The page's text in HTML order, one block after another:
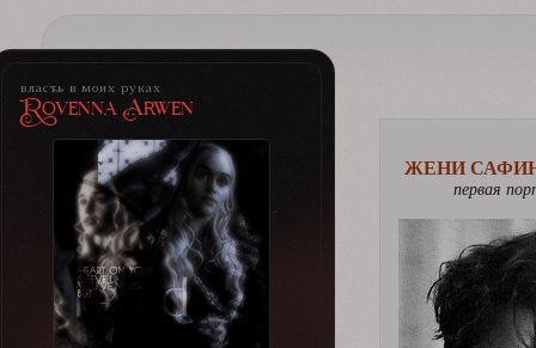
власть в моих руках
Rovenna Arwen
ЖЕНИ
первая